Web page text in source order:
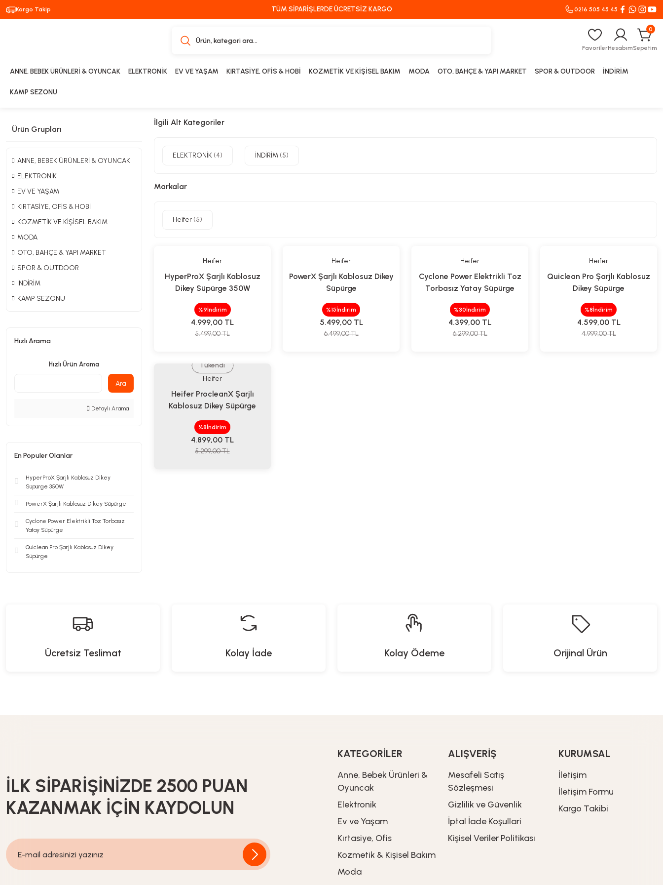
Kargo Takip TÜM SİPARİŞLERDE ÜCRETSİZ KARGO 0216 505 45 45
FavorilerHesabımSepetim
0
ANNE, BEBEK ÜRÜNLERİ & OYUNCAK ELEKTRONİK EV VE YAŞAM KIRTASİYE, OFİS & HOBİ KOZMETİK VE KİŞİSEL BAKIM MODA OTO, BAHÇE & YAPI MARKET SPOR & OUTDOOR İNDİRİM
KAMP SEZONU
Ürün Grupları
ANNE, BEBEK ÜRÜNLERİ & OYUNCAK
ELEKTRONİK
EV VE YAŞAM
KIRTASİYE, OFİS & HOBİ
KOZMETİK VE KİŞİSEL BAKIM
MODA
OTO, BAHÇE & YAPI MARKET
SPOR & OUTDOOR
İNDİRİM
KAMP SEZONU
Hızlı Arama
Hızlı Ürün Arama
Ara
Detaylı Arama
En Populer Olanlar
HyperProX Şarjlı Kablosuz Dikey
Süpürge 350W
PowerX Şarjlı Kablosuz Dikey Süpürge
Cyclone Power Elektrikli Toz Torbasız
Yatay Süpürge
Quiclean Pro Şarjlı Kablosuz Dikey
Süpürge
İlgili Alt Kategoriler
ELEKTRONİK (4) İNDİRİM (5)
Markalar
Heifer (5)
Heifer
HyperProX Şarjlı Kablosuz
Dikey Süpürge 350W
%9İndirim
4.999,00 TL
5.499,00TL
Heifer
PowerX Şarjlı Kablosuz Dikey
Süpürge
%15İndirim
5.499,00TL
6.499,00TL
Heifer
Cyclone Power Elektrikli Toz
Torbasız Yatay Süpürge
%30İndirim
4.399,00 TL
6.299,00TL
Heifer
Quiclean Pro Şarjlı Kablosuz
Dikey Süpürge
%8İndirim
4.599,00TL
4.999,00TL
Tükendi
Heifer
Heifer ProcleanX Şarjlı
Kablosuz Dikey Süpürge
%8İndirim
4.899,00 TL
5.299,00TL
Ücretsiz Teslimat Kolay İade Kolay Ödeme Orijinal Ürün
İLK SİPARİŞİNİZDE 2500 PUAN
KAZANMAK İÇİN KAYDOLUN
KATEGORİLER
Anne, Bebek Ürünleri &
Oyuncak
Elektronik
Ev ve Yaşam
Kırtasiye, Ofis
Kozmetik & Kişisel Bakım
Moda
ALIŞVERİŞ
Mesafeli Satış
Sözleşmesi
Gizlilik ve Güvenlik
İptal İade Koşullari
Kişisel Veriler Politikası
KURUMSAL
İletişim
İletişim Formu
Kargo Takibi